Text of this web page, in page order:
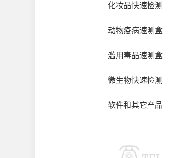
化妆品快速检测
动物疫病速测盒
滥用毒品速测盒
微生物快速检测
软件和其它产品